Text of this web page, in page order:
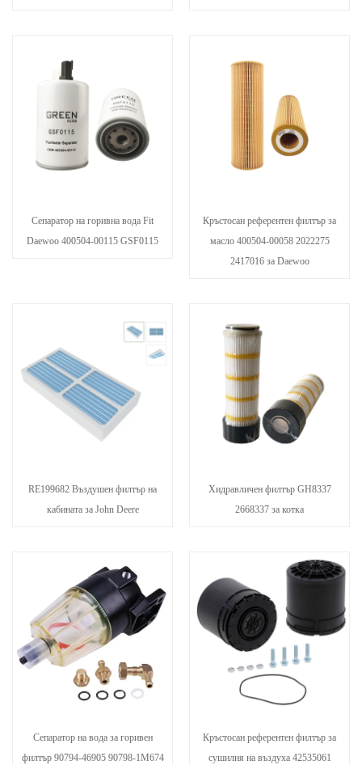
Сепаратор на горивна вода Fit
Daewoo 400504-00115 GSF0115
Кръстосан референтен филтър за
масло 400504-00058 2022275
2417016 за Daewoo
RE199682 Въздушен филтър на
кабината за John Deere
Хидравличен филтър GH8337
2668337 за котка
Сепаратор на вода за горивен
филтър 90794-46905 90798-1M674
Кръстосан референтен филтър за
сушилня на въздуха 42535061